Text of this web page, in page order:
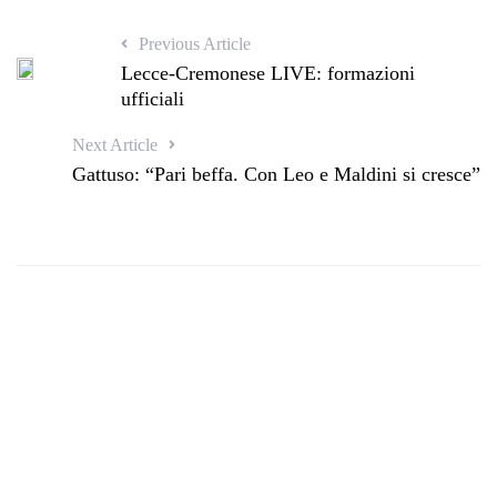
Previous Article
Lecce-Cremonese LIVE: formazioni
ufficiali
Next Article
Gattuso: “Pari beffa. Con Leo e Maldini si cresce”